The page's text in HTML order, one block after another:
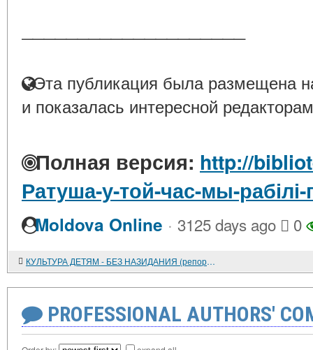
Эта публикация была размещена
и показалась интересной
Полная версия: http://
Ратуша-у-той-час-мы-
Moldova Online · 3125 days ago 0
КУЛЬТУРА ДЕТЯМ - БЕЗ НАЗИДАНИЯ (репортаж с кинофестиваля)
PROFESSIONAL AUTHORS'